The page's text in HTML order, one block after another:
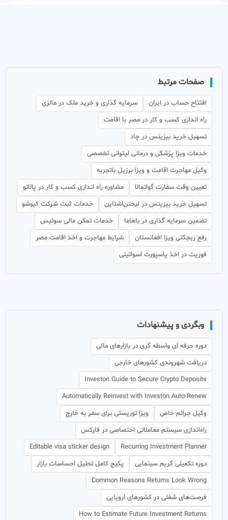
صفحات مرتبط
افتتاح حساب در ایران
سرمایه گذاری و خرید ملک در مالزی
راه اندازی کسب و کار در مصر با اقامت
تسهیل خرید بیزینس در چاد
خدمات ویزا پزشکی و درمانی لیتوانی تخصصی
وکیل مهاجرت اقامت و ویزا برزیل باتجربه
تعیین وقت سفارت گواتمالا
مشاوره راه اندازی کسب و کار در پالائو
تسهیل خرید بیزینس در لیختن‌اشتاین
خدمات ثبت شرکت کیوشو
تضمین سرمایه گذاری در باهاما
خدمات تمکن مالی سوئیس
رفع ریجکتی ویزا افغانستان
شرایط مهاجرت و اخذ اقامت مصر
فوریت در اخذ پاسپورت اسواتینی
وبگردی و پیشنهادات
دوره حرفه ای واسطه گری در بازارهای مالی
دریافت شهروندی کشورهای خارجی
Investon Guide to Secure Crypto Deposits
Automatically Reinvest with Investon Auto-Renew
وکیل جرائم خاص
ویزا توریستی برای سفر به خارج
راه‌اندازی سیستم معاملاتی اختصاصی در فارکس
Recurring Investment Planner
Editable visa sticker design
دوره تکمیلی گریم سینمایی
پکیج کامل تحلیل احساسات بازار
Common Reasons Returns Look Wrong
فرصت‌های شغلی در کشورهای اروپایی
How to Estimate Future Investment Returns